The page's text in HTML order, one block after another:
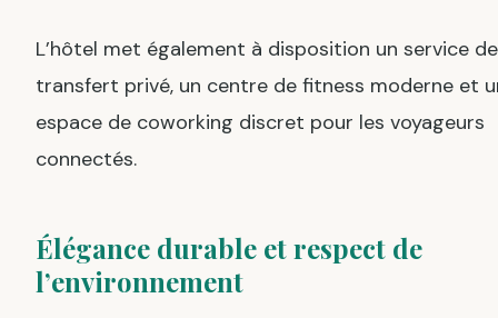
L’hôtel met également à disposition un service de
transfert privé, un centre de fitness moderne et
espace de coworking discret pour les voyageurs
connectés.
Élégance durable et respect de
l’environnement